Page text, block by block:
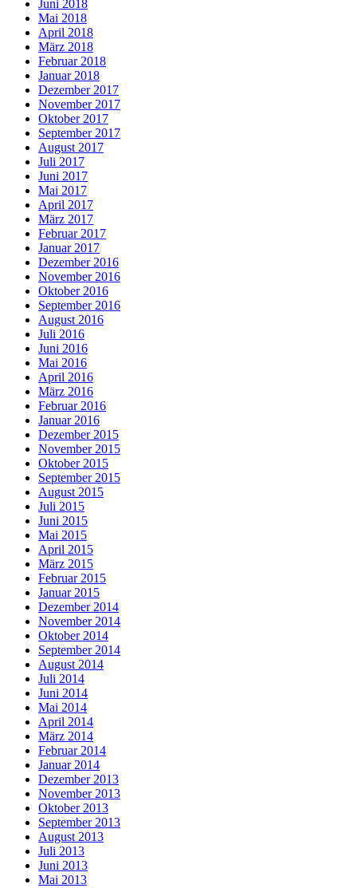
Juni 2018
Mai 2018
April 2018
März 2018
Februar 2018
Januar 2018
Dezember 2017
November 2017
Oktober 2017
September 2017
August 2017
Juli 2017
Juni 2017
Mai 2017
April 2017
März 2017
Februar 2017
Januar 2017
Dezember 2016
November 2016
Oktober 2016
September 2016
August 2016
Juli 2016
Juni 2016
Mai 2016
April 2016
März 2016
Februar 2016
Januar 2016
Dezember 2015
November 2015
Oktober 2015
September 2015
August 2015
Juli 2015
Juni 2015
Mai 2015
April 2015
März 2015
Februar 2015
Januar 2015
Dezember 2014
November 2014
Oktober 2014
September 2014
August 2014
Juli 2014
Juni 2014
Mai 2014
April 2014
März 2014
Februar 2014
Januar 2014
Dezember 2013
November 2013
Oktober 2013
September 2013
August 2013
Juli 2013
Juni 2013
Mai 2013